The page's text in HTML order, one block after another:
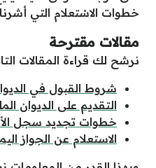
خطوات الاسْتعلام التي أشرنا
مقالات مقترحة
نرشح لك قراءة المقالات
شروط القبول في
التقديم على الديوان
خطوات تجديد سجل
الاستعلام عن الجواز